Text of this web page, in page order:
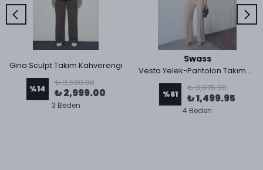
Gina Sculpt Takım Kahverengi
%14
₺ 3,500.00
₺ 2,999.00
3 Beden
Swass
Vesta Yelek-Pantolon Takım Keten Bej
%61
₺ 3,875.00
₺ 1,499.95
4 Beden